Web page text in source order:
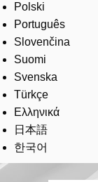
Polski
Português
Slovenčina
Suomi
Svenska
Türkçe
Ελληνικά
日本語
한국어